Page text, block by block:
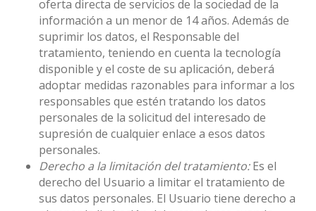
oferta directa de servicios de la sociedad de la
información a un menor de 14 años. Además de
suprimir los datos, el Responsable del
tratamiento, teniendo en cuenta la tecnología
disponible y el coste de su aplicación, deberá
adoptar medidas razonables para informar a los
responsables que estén tratando los datos
personales de la solicitud del interesado de
supresión de cualquier enlace a esos datos
personales.
Derecho a la limitación del tratamiento:Es el
derecho del Usuario a limitar el tratamiento de
sus datos personales. El Usuario tiene derecho a